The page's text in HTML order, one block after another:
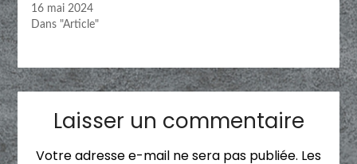
16 mai 2024
Dans "Article"
Laisser un commentaire
Votre adresse e-mail ne sera pas publiée. Les